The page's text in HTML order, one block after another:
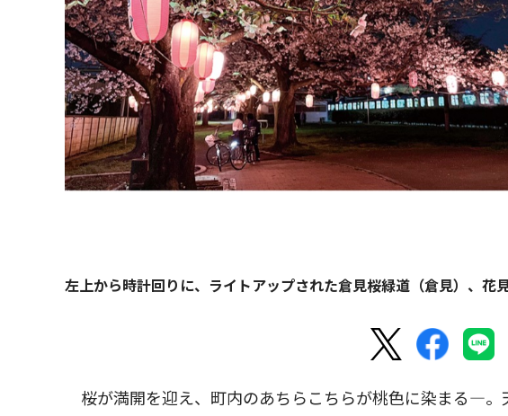
左上から時計回りに、ライトアップされた倉見桜緑道（倉見）、花
桜が満開を迎え、町内のあちらこちらが桃色に染まる―。